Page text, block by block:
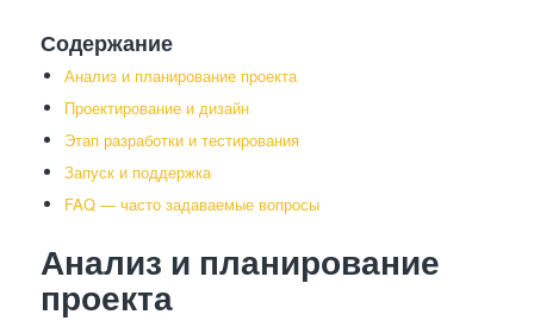
Содержание
Анализ и планирование проекта
Проектирование и дизайн
Этап разработки и тестирования
Запуск и поддержка
FAQ — часто задаваемые вопросы
Анализ и планирование
проекта